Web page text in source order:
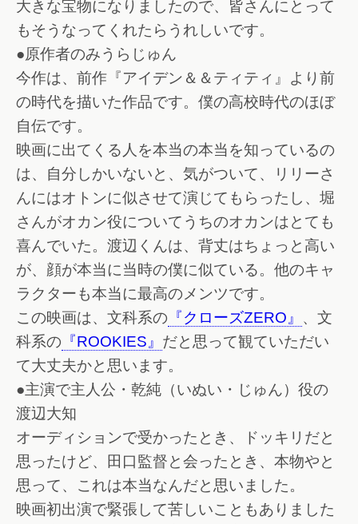
大きな宝物になりましたので、皆さんにとって
もそうなってくれたらうれしいです。
●原作者のみうらじゅん
今作は、前作『アイデン＆＆ティティ』より前
の時代を描いた作品です。僕の高校時代のほぼ
自伝です。
映画に出てくる人を本当の本当を知っているの
は、自分しかいないと、気がついて、リリーさ
んにはオトンに似させて演じてもらったし、堀
さんがオカン役についてうちのオカンはとても
喜んでいた。渡辺くんは、背丈はちょっと高い
が、顔が本当に当時の僕に似ている。他のキャ
ラクターも本当に最高のメンツです。
この映画は、文科系の 『クローズZERO』 、文
科系の 『ROOKIES』 だと思って観ていただい
て大丈夫かと思います。
●主演で主人公・乾純（いぬい・じゅん）役の
渡辺大知
オーディションで受かったとき、ドッキリだと
思ったけど、田口監督と会ったとき、本物やと
思って、これは本当なんだと思いました。
映画初出演で緊張して苦しいこともありました